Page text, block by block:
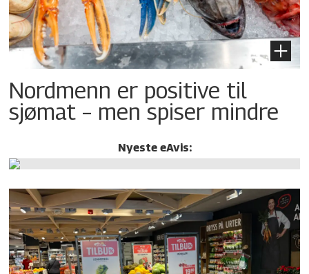
Nordmenn er positive til
sjømat – men spiser mindre
Nyeste eAvis: